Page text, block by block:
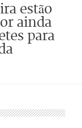
estão
ainda
para